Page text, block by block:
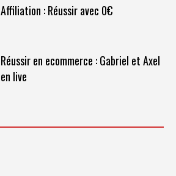
Affiliation : Réussir avec 0€
Réussir en ecommerce : Gabriel et Axel
en live